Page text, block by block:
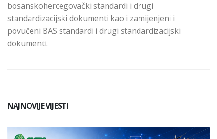
bosanskohercegovački standardi i drugi
standardizacijski dokumenti kao i zamijenjeni i
povučeni BAS standardi i drugi standardizacijski
dokumenti.
NAJNOVIJE VIJESTI